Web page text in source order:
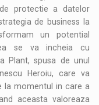
protectie a datelor
de business la
un potential
se va incheia cu
Plant, spusa de unul
Heroiu, care va
la momentul in care a
aceasta valoreaza